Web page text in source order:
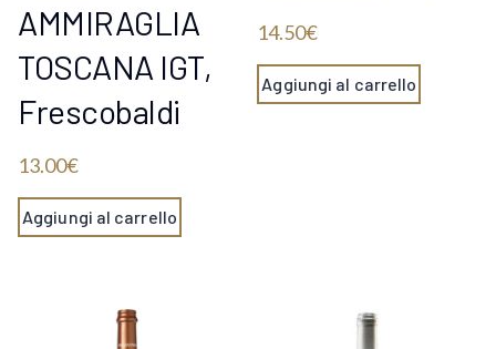
AMMIRAGLIA
TOSCANA IGT,
Frescobaldi
13.00€
Aggiungi al carrello
14.50€
Aggiungi al carrello